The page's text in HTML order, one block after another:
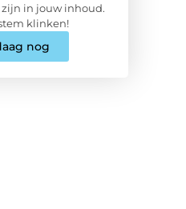
in jouw inhoud.
klinken!
nog